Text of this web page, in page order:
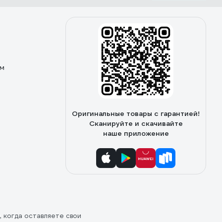
Оригинальные товары с гарантией!
Сканируйте и скачивайте
наше приложение
когда оставляете свои